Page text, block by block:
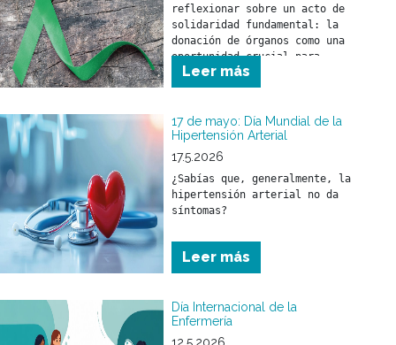
reflexionar sobre un acto de
solidaridad fundamental: la
donación de órganos como una
oportunidad crucial para
salvar y mejorar la calidad
de vida de miles de personas.
Leer más
17 de mayo: Día Mundial de la
Hipertensión Arterial
17.5.2026
¿Sabías que, generalmente, la
hipertensión arterial no da
síntomas?
Leer más
Día Internacional de la
Enfermería